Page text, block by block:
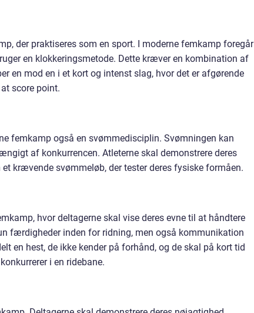
der praktiseres som en sport. I moderne femkamp foregår
en klokkeringsmetode. Dette kræver en kombination af
en mod en i et kort og intenst slag, hvor det er afgørende
score point.
femkamp også en svømmedisciplin. Svømningen kan
af konkurrencen. Atleterne skal demonstrere deres
krævende svømmeløb, der tester deres fysiske formåen.
hvor deltagerne skal vise deres evne til at håndtere
færdigheder inden for ridning, men også kommunikation
en hest, de ikke kender på forhånd, og de skal på kort tid
i en ridebane.